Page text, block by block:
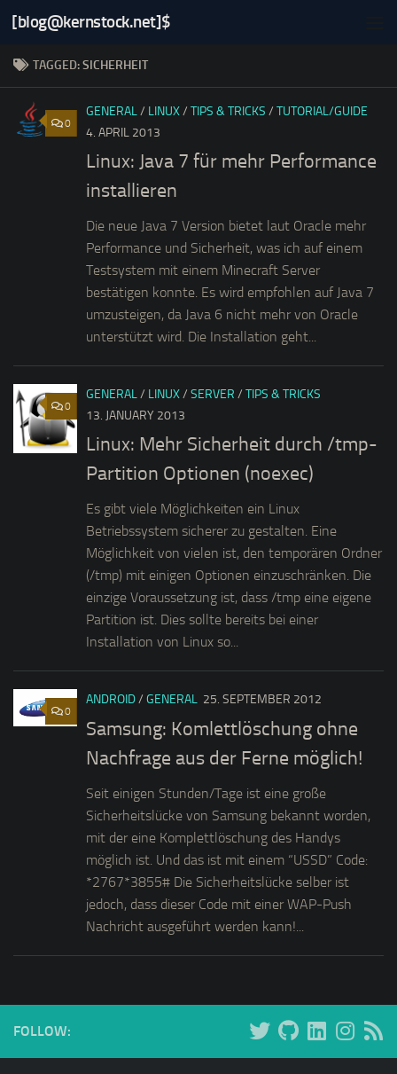
Skip to content
[blog@kernstock.net]$
TAGGED:SICHERHEIT
0
GENERAL/ LINUX/ TIPS & TRICKS / TUTORIAL/GUIDE
4. APRIL 2013
Linux: Java 7 für mehr Performance
installieren
Die neue Java 7 Version bietet laut Oracle mehr
Performance und Sicherheit, was ich auf einem
Testsystem mit einem Minecraft Server
bestätigen konnte. Es wird empfohlen auf Java 7
umzusteigen, da Java 6 nicht mehr von Oracle
unterstützt wird. Die Installation geht...
0
GENERAL/ LINUX/ SERVER / TIPS & TRICKS
13. JANUARY 2013
Linux: Mehr Sicherheit durch /tmp-
Partition Optionen (noexec)
Es gibt viele Möglichkeiten ein Linux
Betriebssystem sicherer zu gestalten. Eine
Möglichkeit von vielen ist, den temporären Ordner
(/tmp) mit einigen Optionen einzuschränken. Die
einzige Voraussetzung ist, dass /tmp eine eigene
Partition ist. Dies sollte bereits bei einer
Installation von Linux so...
0
ANDROID/ GENERAL 25. SEPTEMBER 2012
Samsung: Komlettlöschung ohne
Nachfrage aus der Ferne möglich!
Seit einigen Stunden/Tage ist eine große
Sicherheitslücke von Samsung bekannt worden,
mit der eine Komplettlöschung des Handys
möglich ist. Und das ist mit einem “USSD” Code:
*2767*3855# Die Sicherheitslücke selber ist
jedoch, dass dieser Code mit einer WAP-Push
Nachricht ausgeführt werden kann!...
FOLLOW: